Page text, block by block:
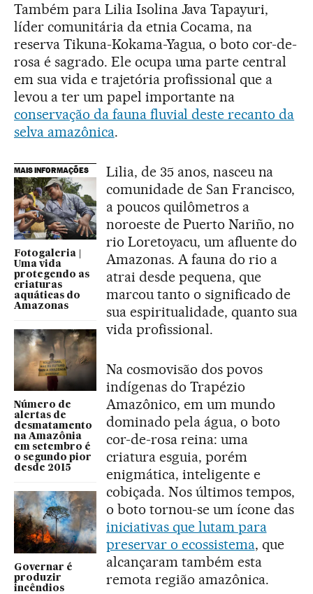
Também para Lilia Isolina Java Tapayuri,
líder comunitária da etnia Cocama, na
reserva Tikuna-Kokama-Yagua, o boto cor-de-
rosa é sagrado. Ele ocupa uma parte central
em sua vida e trajetória profissional que a
levou a ter um papel importante na
conservação da fauna fluvial deste recanto da
selva amazônica.
MAIS INFORMAÇÕES
Fotogaleria |
Uma vida
protegendo as
criaturas
aquáticas do
Amazonas
Número de
alertas de
desmatamento
na Amazônia
em setembro é
o segundo pior
desde 2015
Governar é
produzir
incêndios
Lilia, de 35 anos, nasceu na
comunidade de San Francisco,
a poucos quilômetros a
noroeste de Puerto Nariño, no
rio Loretoyacu, um afluente do
Amazonas. A fauna do rio a
atrai desde pequena, que
marcou tanto o significado de
sua espiritualidade, quanto sua
vida profissional.
Na cosmovisão dos povos
indígenas do Trapézio
Amazônico, em um mundo
dominado pela água, o boto
cor-de-rosa reina: uma
criatura esguia, porém
enigmática, inteligente e
cobiçada. Nos últimos tempos,
o boto tornou-se um ícone das
iniciativas que lutam para
preservar o ecossistema, que
alcançaram também esta
remota região amazônica.